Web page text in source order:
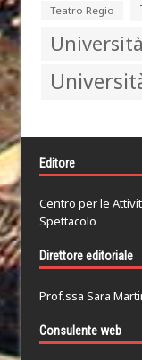
Teatro Regio
Università
Editore
Centro per le
Spettacolo
Direttore editoriale
Prof.ssa Sara
Consulente web